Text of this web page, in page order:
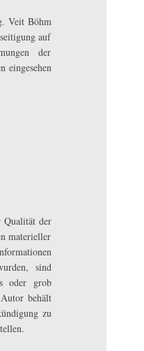
Veit Böhm
auf
der
eingesehen
der
materieller
sind
oder grob
behält
zu